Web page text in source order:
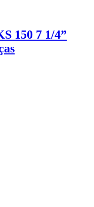
150 7 1/4”